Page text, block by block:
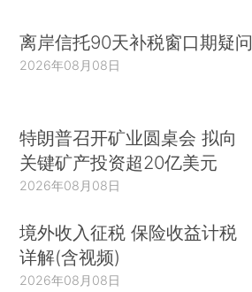
离岸信托90天补税窗口期疑问
2026年08月08日
特朗普召开矿业圆桌会 拟向
关键矿产投资超20亿美元
2026年08月08日
境外收入征税 保险收益计税
详解(含视频)
2026年08月08日